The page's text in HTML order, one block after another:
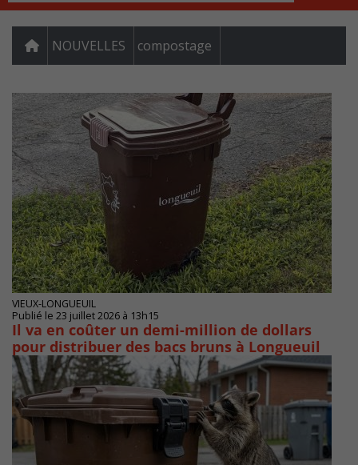
NOUVELLES compostage
VIEUX-LONGUEUIL
Publié le 23 juillet 2026 à 13h15
Il va en coûter un demi-million de dollars
pour distribuer des bacs bruns à Longueuil